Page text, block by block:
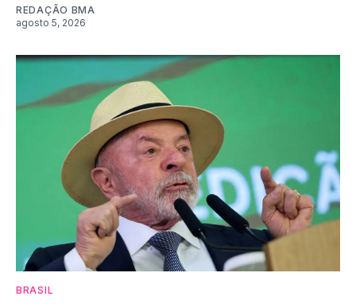
REDAÇÃO BMA
agosto 5, 2026
BRASIL